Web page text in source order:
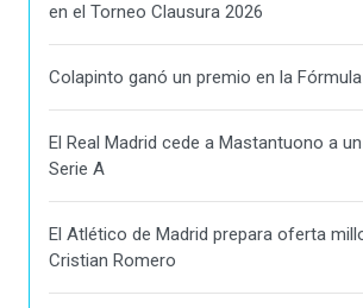
en el Torneo Clausura 2026
Colapinto ganó un premio en la
El Real Madrid cede a Mastantuono a
Serie A
El Atlético de Madrid prepara oferta
Cristian Romero